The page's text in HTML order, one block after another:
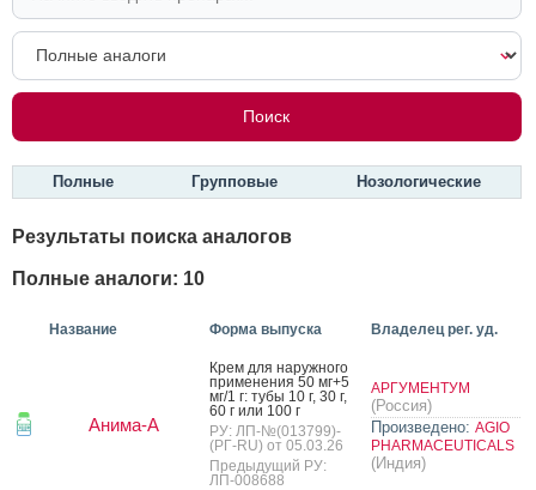
Полные Групповые Нозологические
Результаты поиска аналогов
Полные аналоги: 10
Название Форма выпуска Владелец рег. уд.
Анима-А
Крем для на­руж­но­го
при­мене­ния 50 мг+5
мг/1 г: ту­бы 10 г, 30 г,
60 г или 100 г
РУ: ЛП-№(013799)-
(РГ-RU) от 05.03.26
Предыдущий РУ:
ЛП-008688
АРГУМЕНТУМ
(Россия)
Произведено: AGIO
PHARMACEUTICALS
(Индия)